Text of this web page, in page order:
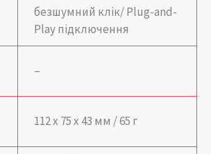
безшумний клік/ Plug-and-
Play підключення
–
112 х 75 х 43 мм / 65 г